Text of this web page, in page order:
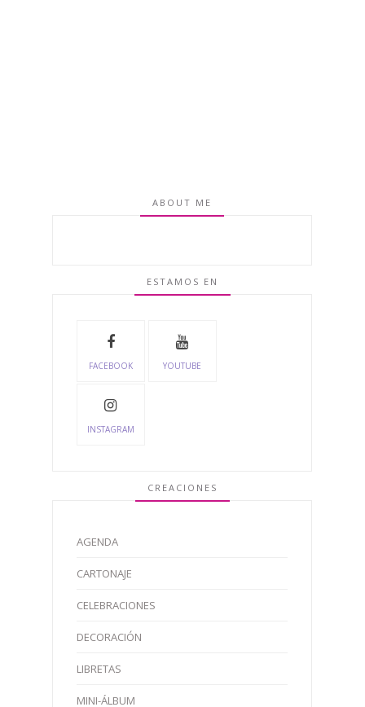
ABOUT ME
ESTAMOS EN
FACEBOOK YOUTUBE
INSTAGRAM
CREACIONES
AGENDA
CARTONAJE
CELEBRACIONES
DECORACIÓN
LIBRETAS
MINI-ÁLBUM